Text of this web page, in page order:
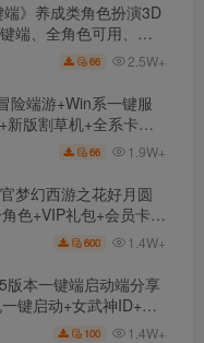
端》养成类角色扮演3D
端、全角色可用、无
装教程
66 2.5W+
险端游+Win系一键服
新版割草机+全系卡池
66 1.9W+
梦幻西游之花好月圆
色+VIP礼包+会员卡
其他修改资料
600 1.4W+
版本一键端启动端分享
键启动+女武神ID+详
100 1.4W+